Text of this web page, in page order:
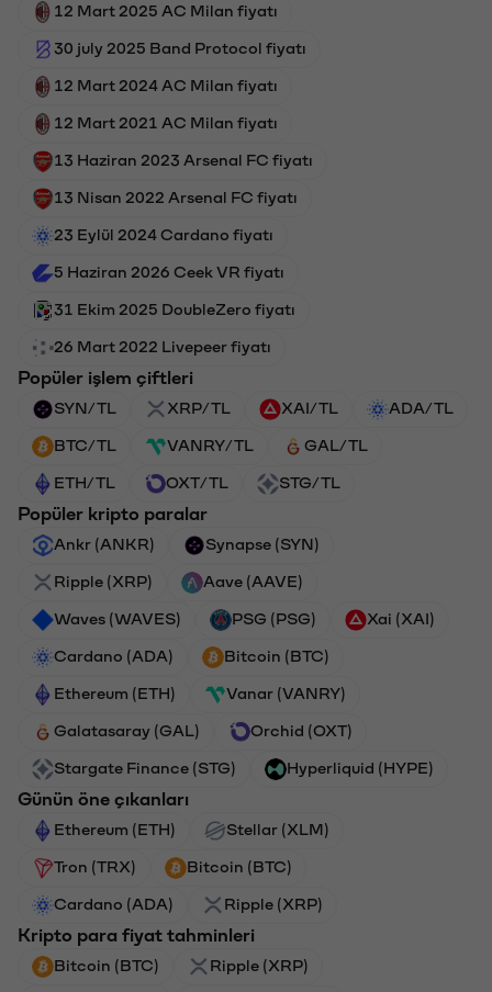
12 Mart 2025 AC Milan fiyatı
30 july 2025 Band Protocol fiyatı
12 Mart 2024 AC Milan fiyatı
12 Mart 2021 AC Milan fiyatı
13 Haziran 2023 Arsenal FC fiyatı
13 Nisan 2022 Arsenal FC fiyatı
23 Eylül 2024 Cardano fiyatı
5 Haziran 2026 Ceek VR fiyatı
31 Ekim 2025 DoubleZero fiyatı
26 Mart 2022 Livepeer fiyatı
Popüler işlem çiftleri
SYN/TL XRP/TL XAI/TL ADA/TL
BTC/TL VANRY/TL GAL/TL
ETH/TL OXT/TL STG/TL
Popüler kripto paralar
Ankr (ANKR) Synapse (SYN)
Ripple (XRP) Aave (AAVE)
Waves (WAVES) PSG (PSG) Xai (XAI)
Cardano (ADA) Bitcoin (BTC)
Ethereum (ETH) Vanar (VANRY)
Galatasaray (GAL) Orchid (OXT)
Stargate Finance (STG) Hyperliquid (HYPE)
Günün öne çıkanları
Ethereum (ETH) Stellar (XLM)
Tron (TRX) Bitcoin (BTC)
Cardano (ADA) Ripple (XRP)
Kripto para fiyat tahminleri
Bitcoin (BTC) Ripple (XRP)